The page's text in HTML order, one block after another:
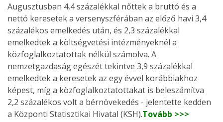
Augusztusban 4,4 százalékkal nőttek a bruttó és a
nettó keresetek a versenyszférában az előző havi 3,4
százalékos emelkedés után, és 2,3 százalékkal
emelkedtek a költségvetési intézményeknél a
közfoglalkoztatottak nélkül számolva. A
nemzetgazdaság egészét tekintve 3,9 százalékkal
emelkedtek a keresetek az egy évvel korábbiakhoz
képest, míg a közfoglalkoztatottakat is beleszámítva
2,2 százalékos volt a bérnövekedés - jelentette kedden
a Központi Statisztikai Hivatal (KSH).Tovább >>>